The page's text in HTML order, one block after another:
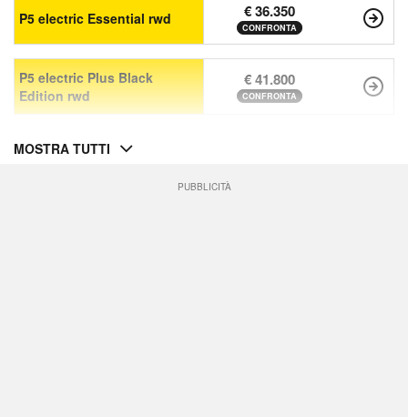
P5 electric Essential rwd € 36.350
CONFRONTA
P5 electric Plus Black
Edition rwd
€ 41.800
CONFRONTA
MOSTRA TUTTI
PUBBLICITÀ